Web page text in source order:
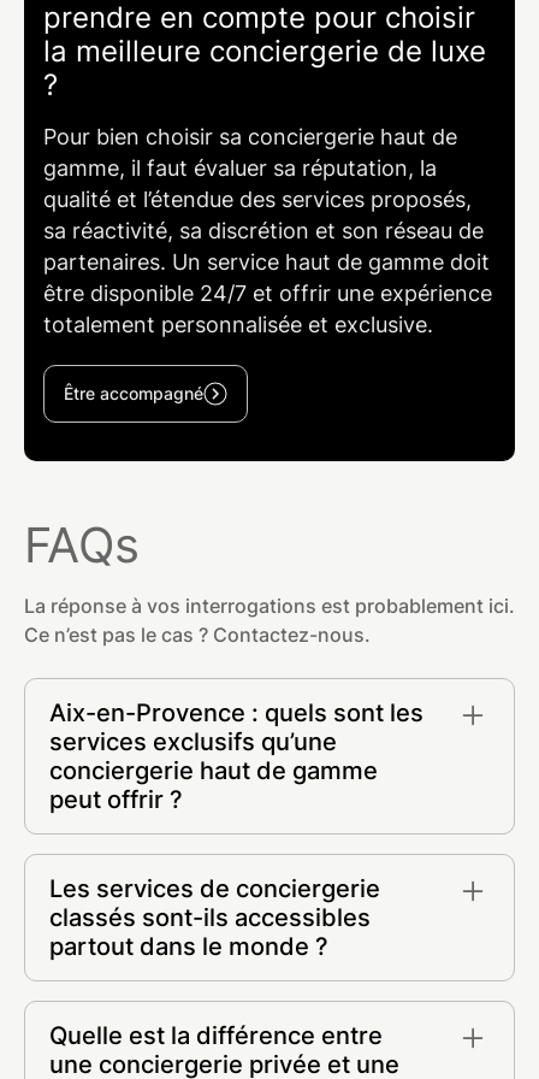
prendre en compte pour choisir
la meilleure conciergerie de luxe
?
Pour bien choisir sa conciergerie haut de
gamme, il faut évaluer sa réputation, la
qualité et l’étendue des services proposés,
sa réactivité, sa discrétion et son réseau de
partenaires. Un service haut de gamme doit
être disponible 24/7 et offrir une expérience
totalement personnalisée et exclusive.
Être accompagné
FAQs
La réponse à vos interrogations est probablement ici.
Ce n’est pas le cas ? Contactez-nous.
Aix-en-Provence : quels sont les
services exclusifs qu’une
conciergerie haut de gamme
peut offrir ?
exclusifs comme la réservation de jets privés,
l’accès à des événements VIP, des expériences
sur-mesure, la gestion de biens rares et
l’organisation de voyages ou événements
réseau d’exception.
Les services de conciergerie
classés sont-ils accessibles
partout dans le monde ?
l’international, tandis que d’autres se
concentrent sur des zones spécifiques. Chaque
Quelle est la différence entre
une conciergerie privée et une